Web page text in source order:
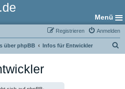
Menü
Anmelden
Registrieren
über phpBB Infos für Entwickler